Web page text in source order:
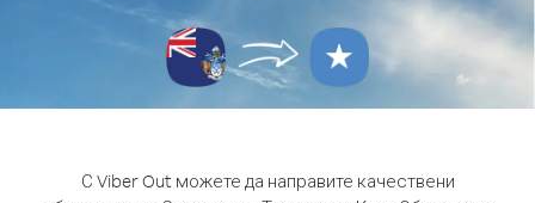
С Viber Out можете да направите качествени